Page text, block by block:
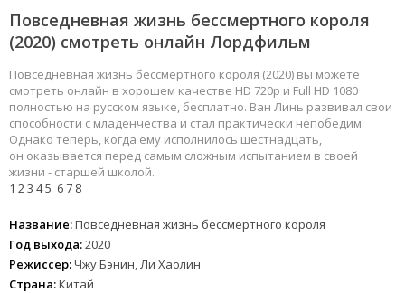
Повседневная жизнь бессмертного короля
(2020) смотреть онлайн Лордфильм
Повседневная жизнь бессмертного короля (2020) вы можете
смотреть онлайн в хорошем качестве HD 720p и Full HD 1080
полностью на русском языке, бесплатно. Ван Линь развивал свои
способности с младенчества и стал практически непобедим.
Однако теперь, когда ему исполнилось шестнадцать,
он оказывается перед самым сложным испытанием в своей
жизни - старшей школой.
1 23 45 67 8
Название:Повседневная жизнь бессмертного короля
Год выхода:2020
Режиссер:Чжу Бэнин, Ли Хаолин
Страна:Китай